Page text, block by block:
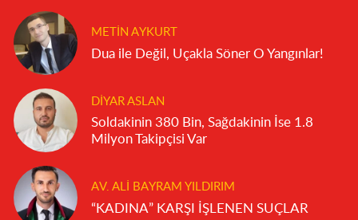
METIN AYKURT
Dua ile Değil, Uçakla Söner O Yangınlar!
DIYAR ASLAN
Soldakinin 380 Bin, Sağdakinin İse 1.8
Milyon Takipçisi Var
AV. ALI BAYRAM YILDIRIM
“KADINA” KARŞI İŞLENEN SUÇLAR